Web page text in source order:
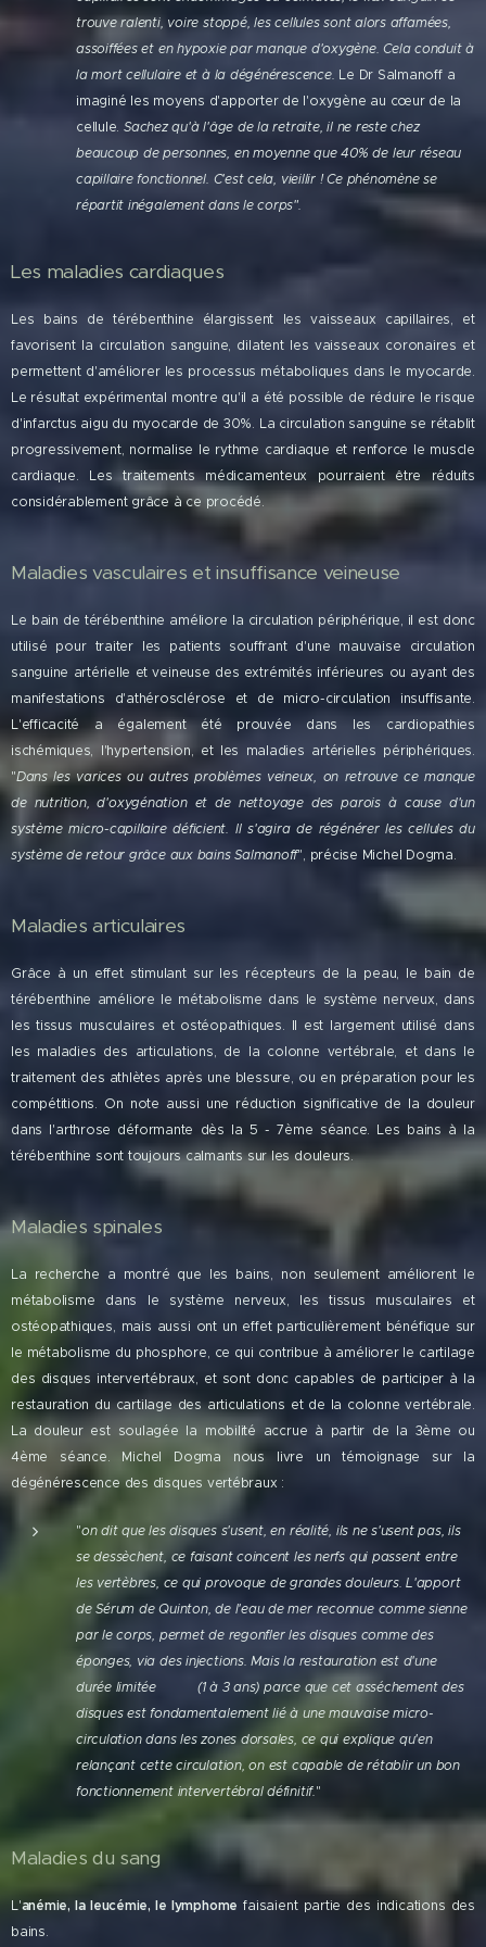
trouve ralenti, voire stoppé, les cellules sont alors affamées,
assoiffées et en hypoxie par manque d'oxygène. Cela conduit à
la mort cellulaire et à la dégénérescence. Le Dr Salmanoff a
imaginé les moyens d'apporter de l'oxygène au cœur de la
cellule. Sachez qu'à l'âge de la retraite, il ne reste chez
beaucoup de personnes, en moyenne que 40% de leur réseau
capillaire fonctionnel. C'est cela, vieillir ! Ce phénomène se
répartit inégalement dans le corps".
Les maladies cardiaques
Les bains de térébenthine élargissent les vaisseaux capillaires, et
favorisent la circulation sanguine, dilatent les vaisseaux coronaires et
permettent d'améliorer les processus métaboliques dans le myocarde.
Le résultat expérimental montre qu'il a été possible de réduire le risque
d'infarctus aigu du myocarde de 30%. La circulation sanguine se rétablit
progressivement, normalise le rythme cardiaque et renforce le muscle
cardiaque. Les traitements médicamenteux pourraient être réduits
considérablement grâce à ce procédé.
Maladies vasculaires et insuffisance veineuse
Le bain de térébenthine améliore la circulation périphérique, il est donc
utilisé pour traiter les patients souffrant d'une mauvaise circulation
sanguine artérielle et veineuse des extrémités inférieures ou ayant des
manifestations d'athérosclérose et de micro-circulation insuffisante.
L'efficacité a également été prouvée dans les cardiopathies
ischémiques, l'hypertension, et les maladies artérielles périphériques.
"Dans les varices ou autres problèmes veineux, on retrouve ce manque
de nutrition, d'oxygénation et de nettoyage des parois à cause d'un
système micro-capillaire déficient. Il s'agira de régénérer les cellules du
système de retour grâce aux bains Salmanoff", précise Michel Dogma.
Maladies articulaires
Grâce à un effet stimulant sur les récepteurs de la peau, le bain de
térébenthine améliore le métabolisme dans le système nerveux, dans
les tissus musculaires et ostéopathiques. Il est largement utilisé dans
les maladies des articulations, de la colonne vertébrale, et dans le
traitement des athlètes après une blessure, ou en préparation pour les
compétitions. On note aussi une réduction significative de la douleur
dans l'arthrose déformante dès la 5 - 7ème séance. Les bains à la
térébenthine sont toujours calmants sur les douleurs.
Maladies spinales
La recherche a montré que les bains, non seulement améliorent le
métabolisme dans le système nerveux, les tissus musculaires et
ostéopathiques, mais aussi ont un effet particulièrement bénéfique sur
le métabolisme du phosphore, ce qui contribue à améliorer le cartilage
des disques intervertébraux, et sont donc capables de participer à la
restauration du cartilage des articulations et de la colonne vertébrale.
La douleur est soulagée la mobilité accrue à partir de la 3ème ou
4ème séance. Michel Dogma nous livre un témoignage sur la
dégénérescence des disques vertébraux :
"on dit que les disques s'usent, en réalité, ils ne s'usent pas, ils
se dessèchent, ce faisant coincent les nerfs qui passent entre
les vertèbres, ce qui provoque de grandes douleurs. L'apport
de Sérum de Quinton, de l'eau de mer reconnue comme sienne
par le corps, permet de regonfler les disques comme des
éponges, via des injections. Mais la restauration est d'une
durée limitée (1 à 3 ans) parce que cet asséchement des
disques est fondamentalement lié à une mauvaise micro-
circulation dans les zones dorsales, ce qui explique qu'en
relançant cette circulation, on est capable de rétablir un bon
fonctionnement intervertébral définitif."
Maladies du sang
L'anémie, la leucémie, le lymphome faisaient partie des indications des
bains.